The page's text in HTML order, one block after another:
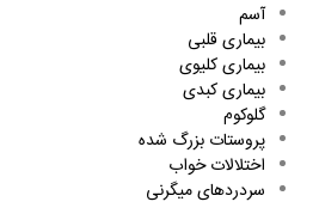
آسم
بیماری قلبی
بیماری کلیوی
بیماری کبدی
گلوکوم
پروستات بزرگ شده
اختلالات خواب
سردردهای میگرنی